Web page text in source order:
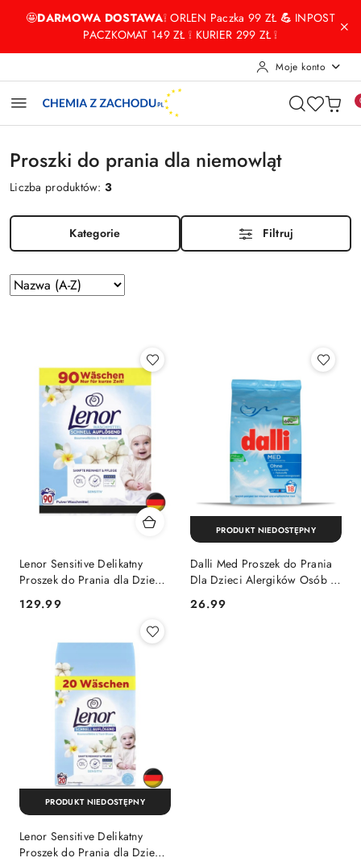
Przejdź do treści głównej
Przejdź do wyszukiwarki
Przejdź do moje konto
Przejdź do menu głównego
Przejdź do stopki
🤩DARMOWA DOSTAWA❕ ORLEN Paczka 99 ZŁ💪 INPOST
PACZKOMAT 149 ZŁ ❕ KURIER 299 ZŁ ❕
Moje konto
Proszki do prania dla niemowląt
Liczba produktów:3
Kategorie Filtruj
Zastosowano
sortowanie:
Sortuj
według
Lenor Sensitive Delikatny
Proszek do Prania dla Dzieci
i Alergików Bawełna 90 prań
(Niemcy)
Cena:
129.99
Dalli Med Proszek do Prania
Dla Dzieci Alergików Osób ze
Skórą Wrażliwą 1,215 kg
(Niemcy)
Cena:
26.99
PRODUKT NIEDOSTĘPNY
Lenor Sensitive Delikatny
Proszek do Prania dla Dzieci
PRODUKT NIEDOSTĘPNY